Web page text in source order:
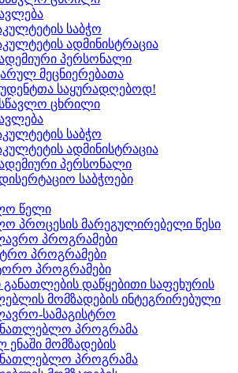
საბჭო
ადმინისტრაცია
პერსონალი
მეცნიერებათა
საყურადღებოდ!
ცხრილი
საბჭო
ადმინისტრაცია
პერსონალი
საბჭოები
წელი
პროცესის მარეგულირებელი წესი
პროგრამები
პროგრამები
პროგრამები
დაწყებითი საფეხურის
მომზადების ინტეგრირებული
სამაგისტრო
პროგრამა
მომზადების
პროგრამა